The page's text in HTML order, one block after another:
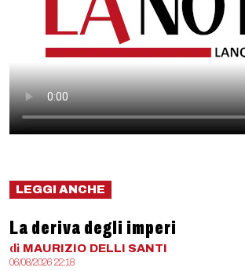
LEGGI ANCHE
La deriva degli imperi
di MAURIZIO DELLI SANTI
06/08/2026 22:18